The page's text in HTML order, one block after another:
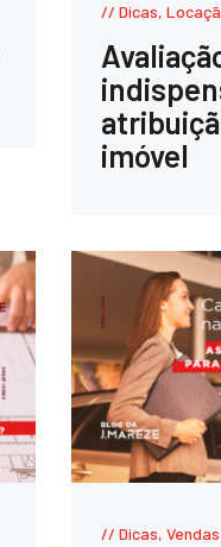
Dicas,
imóvel
Dicas,Vendas